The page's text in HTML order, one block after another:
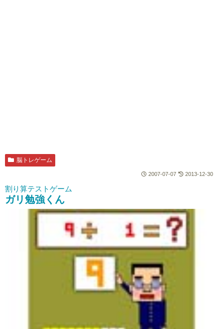
脳トレゲーム
2007-07-07 2013-12-30
割り算テストゲーム
ガリ勉強くん